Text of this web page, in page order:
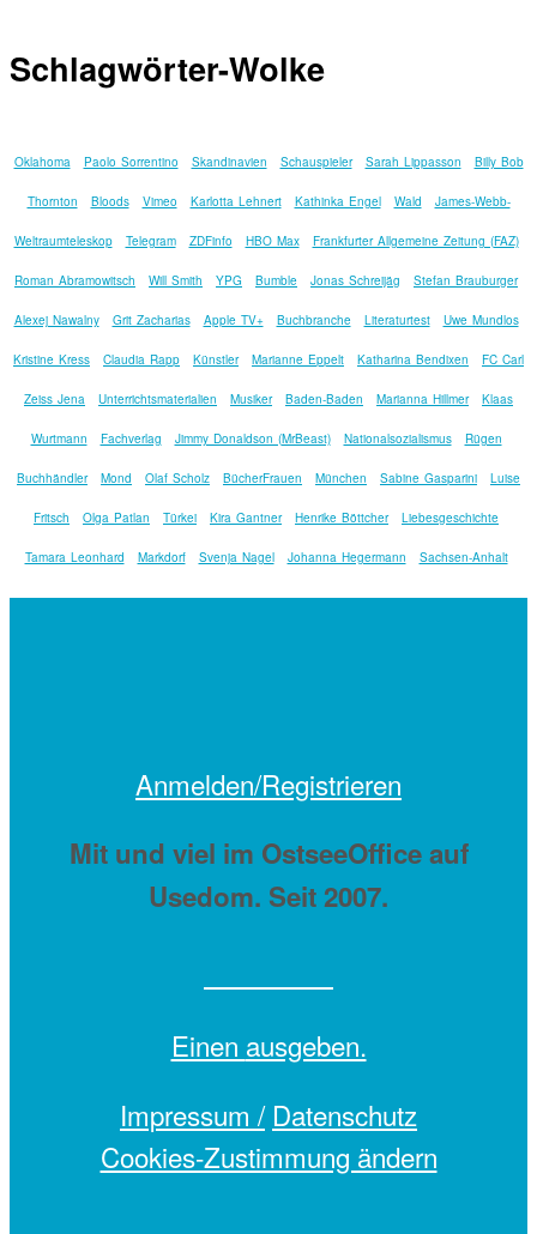
Schlagwörter-Wolke
Oklahoma Paolo Sorrentino Skandinavien Schauspieler Sarah Lippasson Billy Bob
Thornton Bloods Vimeo Karlotta Lehnert Kathinka Engel Wald James-Webb-
Weltraumteleskop Telegram ZDFinfo HBO Max Frankfurter Allgemeine Zeitung (FAZ)
Roman Abramowitsch Will Smith YPG Bumble Jonas Schreijäg Stefan Brauburger
Alexej Nawalny Grit Zacharias Apple TV+ Buchbranche Literaturtest Uwe Mundlos
Kristine Kress Claudia Rapp Künstler Marianne Eppelt Katharina Bendixen FC Carl
Zeiss Jena Unterrichtsmaterialien Musiker Baden-Baden Marianna Hillmer Klaas
Wurtmann Fachverlag Jimmy Donaldson (MrBeast) Nationalsozialismus Rügen
Buchhändler Mond Olaf Scholz BücherFrauen München Sabine Gasparini Luise
Fritsch Olga Patlan Türkei Kira Gantner Henrike Böttcher Liebesgeschichte
Tamara Leonhard Markdorf Svenja Nagel Johanna Hegermann Sachsen-Anhalt
Anmelden/Registrieren
Mit und viel im OstseeOffice auf
Usedom. Seit 2007.
Einen ausgeben.
Impressum / Datenschutz
Cookies-Zustimmung ändern